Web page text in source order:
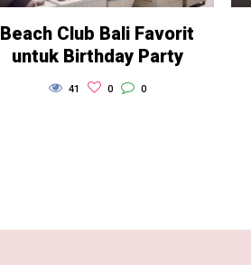
Beach Club Bali Favorit
untuk Birthday Party
41 0 0